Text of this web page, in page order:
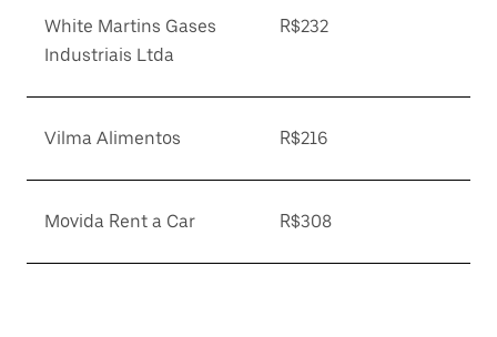
White Martins Gases
Industriais Ltda
R$232
Vilma Alimentos R$216
Movida Rent a Car R$308